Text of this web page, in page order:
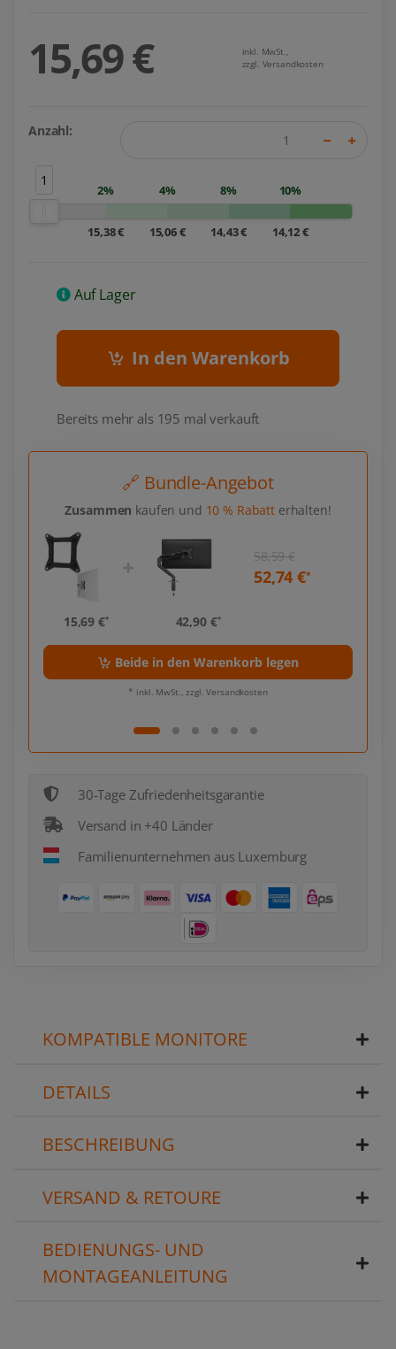
15,69 €
inkl. MwSt.,
zzgl. Versandkosten
Anzahl:
1
2%
15,38 €
4%
15,06 €
8%
14,43 €
10%
14,12 €
Auf Lager
In den Warenkorb
Bereits mehr als 195 mal verkauft
🔗 Bundle-Angebot
Zusammen kaufen und 10 % Rabatt erhalten!
58,59 €
52,74 €*
15,69 €* 42,90 €*
Beide in den Warenkorb legen
* inkl. MwSt., zzgl. Versandkosten
30-Tage Zufriedenheitsgarantie
Versand in +40 Länder
Familienunternehmen aus Luxemburg
KOMPATIBLE MONITORE
DETAILS
BESCHREIBUNG
VERSAND & RETOURE
BEDIENUNGS- UND
MONTAGEANLEITUNG